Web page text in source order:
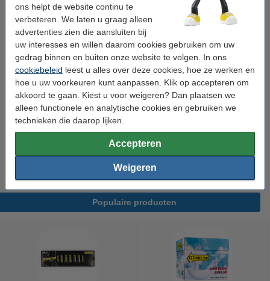
ons helpt de website continu te
verbeteren. We laten u graag alleen
advertenties zien die aansluiten bij
uw interesses en willen daarom cookies gebruiken om uw
gedrag binnen en buiten onze website te volgen. In ons
cookiebeleid leest u alles over deze cookies, hoe ze werken en
hoe u uw voorkeuren kunt aanpassen. Klik op accepteren om
akkoord te gaan. Kiest u voor weigeren? Dan plaatsen we
alleen functionele en analytische cookies en gebruiken we
technieken die daarop lijken.
Accepteren
Weigeren
een stuk papier, om de lak in de punt te laten vloeien. Schaf bij
deze lakmarkers meteen de vervangende punten aan, zo kan u
uw marker extra lang gebruiken. De Edding 74M glanslakmarkers
maken gebruik van het 'active paint systeem', daardoor kan u
deze markers meteen gebruiken.
We hebben een kleurrijk assortiment glanslakmarkers voor u
beschikbaar. Heeft u liever een lakmarker zonder glans? Kijk dan
en de andere speciale markers
ons assortiment hebben opgenomen. Op werkdagen voor 23:59
uur besteld, is morgen al in huis! Heeft u nog aanvullende vragen
over het bestellen? Bekijk onze
Hier worden veelgestelde vragen beantwoord. Natuurlijk helpt
u graag even verder.
Populaire producten